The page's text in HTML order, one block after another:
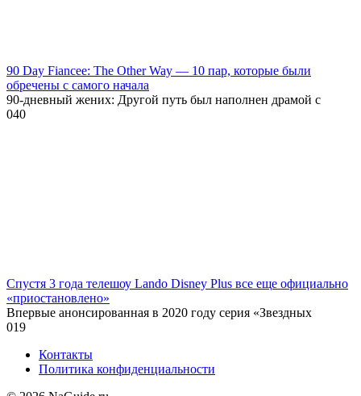
90 Day Fiancee: The Other Way — 10 пар, которые были
обречены с самого начала
90-дневный жених: Другой путь был наполнен драмой с
040
Спустя 3 года телешоу Lando Disney Plus все еще официально
«приостановлено»
Впервые анонсированная в 2020 году серия «Звездных
019
Контакты
Политика конфиденциальности